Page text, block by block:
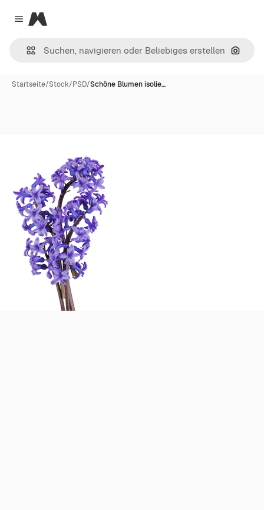
Close menu
Magnific
Nach
Startseite/Stock/PSD/Schöne Blumen isolie…